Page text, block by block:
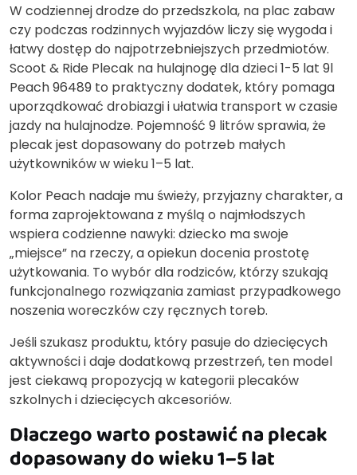
W codziennej drodze do przedszkola, na plac zabaw
czy podczas rodzinnych wyjazdów liczy się wygoda i
łatwy dostęp do najpotrzebniejszych przedmiotów.
Scoot & Ride Plecak na hulajnogę dla dzieci 1-5 lat 9l
Peach 96489 to praktyczny dodatek, który pomaga
uporządkować drobiazgi i ułatwia transport w czasie
jazdy na hulajnodze. Pojemność 9 litrów sprawia, że
plecak jest dopasowany do potrzeb małych
użytkowników w wieku 1–5 lat.
Kolor Peach nadaje mu świeży, przyjazny charakter, a
forma zaprojektowana z myślą o najmłodszych
wspiera codzienne nawyki: dziecko ma swoje
„miejsce” na rzeczy, a opiekun docenia prostotę
użytkowania. To wybór dla rodziców, którzy szukają
funkcjonalnego rozwiązania zamiast przypadkowego
noszenia woreczków czy ręcznych toreb.
Jeśli szukasz produktu, który pasuje do dziecięcych
aktywności i daje dodatkową przestrzeń, ten model
jest ciekawą propozycją w kategorii plecaków
szkolnych i dziecięcych akcesoriów.
Dlaczego warto postawić na plecak
dopasowany do wieku 1–5 lat